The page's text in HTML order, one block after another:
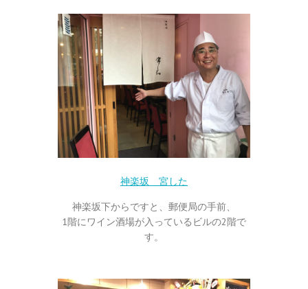
神楽坂 宮した
神楽坂下からですと、郵便局の手前、
1階にワイン酒場が入っているビルの2階で
す。